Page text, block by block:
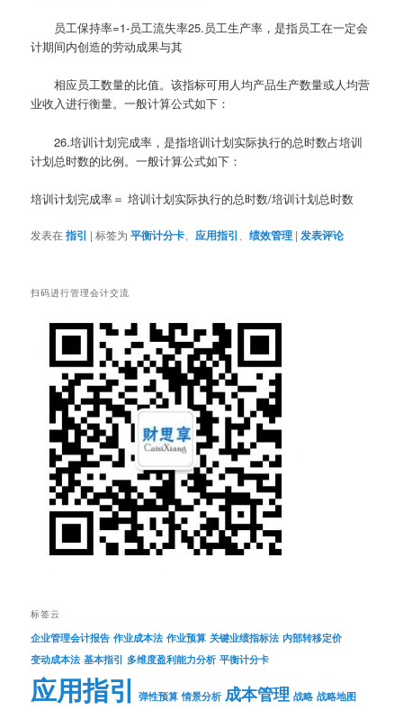
员工保持率=1-员工流失率25.员工生产率，是指员工在一定会
计期间内创造的劳动成果与其
相应员工数量的比值。该指标可用人均产品生产数量或人均营
业收入进行衡量。一般计算公式如下：
26.培训计划完成率，是指培训计划实际执行的总时数占培训
计划总时数的比例。一般计算公式如下：
培训计划完成率＝ 培训计划实际执行的总时数/培训计划总时数
发表在指引 |标签为 平衡计分卡 应用指引 、绩效管理 | 发表评论
扫码进行管理会计交流
标签云
企业管理会计报告 作业成本法 作业预算 关键业绩指标法 内部转移定价
变动成本法 基本指引 多维度盈利能力分析 平衡计分卡
应用指引 弹性预算 情景分析 成本管理 战略 战略地图